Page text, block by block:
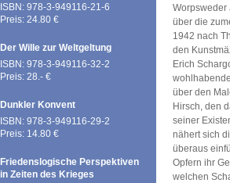
ISBN: 978-3-949116-21-6
Preis: 24.80 €
Der Wille zur Weltgeltung
ISBN: 978-3-949116-32-2
Preis: 28.- €
Dunkler Konvent
ISBN: 978-3-949116-29-2
Preis: 14.80 €
Friedenslogische Perspektiven
in Zeiten des Krieges
Worpsweder
über die
1942 nach
den
Erich
über den
Hirsch, den
seiner
nähert sich
überaus
Opfern ihr
welchen